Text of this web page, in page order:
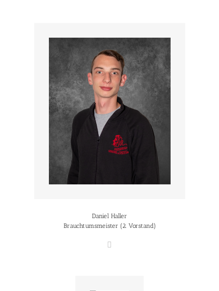
Daniel Haller
Brauchtumsmeister (2. Vorstand)